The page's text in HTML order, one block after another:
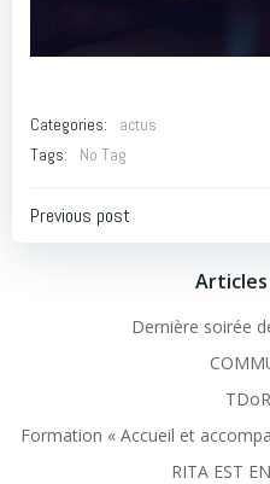
Categories:
actus
Tags:
No Tag
Post
navigation
Previous post
Dernière soirée
Formation « Accueil et
RITA EST